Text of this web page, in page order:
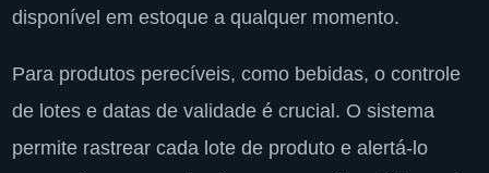
disponível em estoque a qualquer momento.
Para produtos perecíveis, como bebidas, o controle
de lotes e datas de validade é crucial. O sistema
permite rastrear cada lote de produto e alertá-lo